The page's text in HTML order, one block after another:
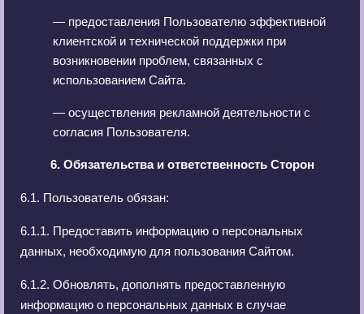
— предоставления Пользователю эффективной
клиентской и технической поддержки при
возникновении проблем, связанных с
использованием Сайта.
— осуществления рекламной деятельности с
согласия Пользователя.
6. Обязательства и ответственность Сторон
6.1. Пользователь обязан:
6.1.1. Предоставить информацию о персональных
данных, необходимую для пользования Сайтом.
6.1.2. Обновлять, дополнять предоставленную
информацию о персональных данных в случае